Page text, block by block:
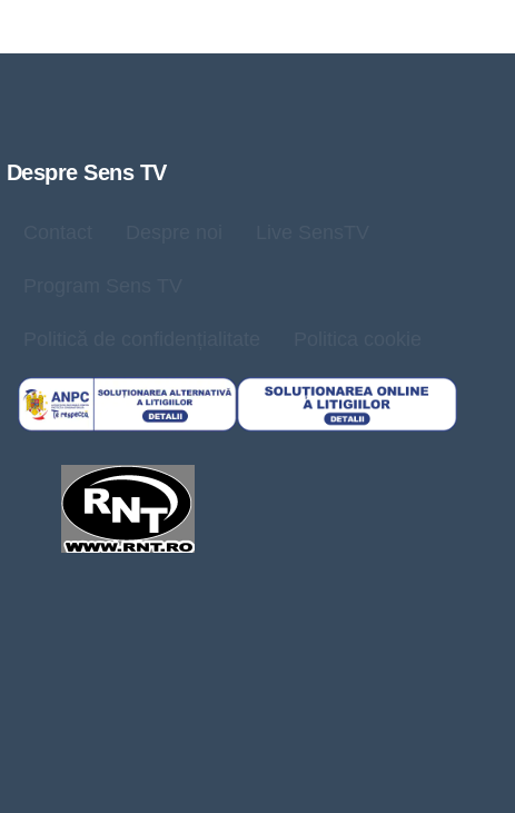
Despre Sens TV